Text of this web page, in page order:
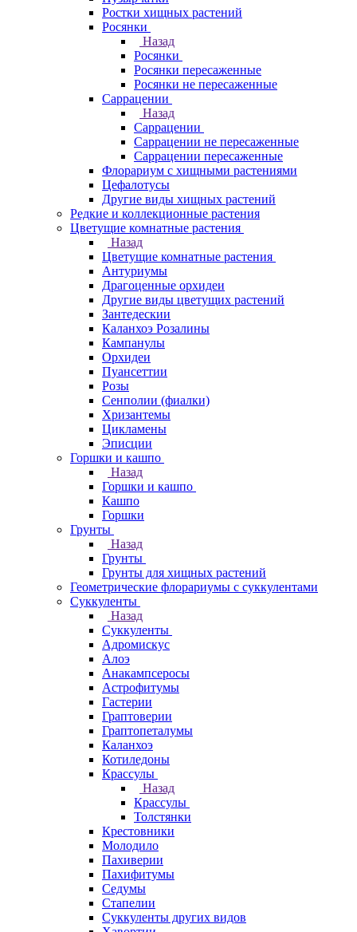
Ростки хищных растений
Росянки
Назад
Росянки
Росянки пересаженные
Росянки не пересаженные
Саррацении
Назад
Саррацении
Саррацении не пересаженные
Саррацении пересаженные
Флорариум с хищными растениями
Цефалотусы
Другие виды хищных растений
Редкие и коллекционные растения
Цветущие комнатные растения
Назад
Цветущие комнатные растения
Антуриумы
Драгоценные орхидеи
Другие виды цветущих растений
Зантедескии
Каланхоэ Розалины
Кампанулы
Орхидеи
Пуансеттии
Розы
Сенполии (фиалки)
Хризантемы
Цикламены
Эписции
Горшки и кашпо
Назад
Горшки и кашпо
Кашпо
Горшки
Грунты
Назад
Грунты
Грунты для хищных растений
Геометрические флорариумы с суккулентами
Суккуленты
Назад
Суккуленты
Адромискус
Алоэ
Анакампсеросы
Астрофитумы
Гастерии
Граптоверии
Граптопеталумы
Каланхоэ
Котиледоны
Крассулы
Назад
Крассулы
Толстянки
Крестовники
Молодило
Пахиверии
Пахифитумы
Седумы
Стапелии
Суккуленты других видов